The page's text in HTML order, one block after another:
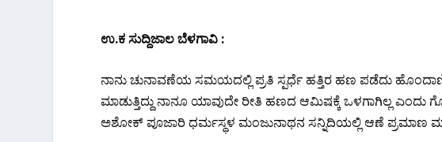
ಉ.ಕ ಸುದ್ದಿಜಾಲ ಬೆಳಗಾವಿ :
ನಾನು ಚುನಾವಣೆಯ ಸಮಯದಲ್ಲಿ ಪ್ರತಿ ಸ್ಪರ್ಧೆ ಹತ್ತಿರ ಹಣ ಪಡೆದು
ಮಾಡುತ್ತಿದ್ದು ನಾನೂ ಯಾವುದೇ ರೀತಿ ಹಣದ ಆಮಿಷಕ್ಕೆ ಒಳಗಾಗಿಲ್ಲ ಎಂದು
ಅಶೋಕ್ ಪೂಜಾರಿ ಧರ್ಮಸ್ಥಳ ಮಂಜುನಾಥನ‌ ಸನ್ನಿದಿಯಲ್ಲಿ ಆಣೆ ಪ್ರಮಾಣ